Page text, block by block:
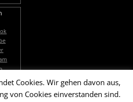
Cookies. Wir gehen davon aus,
von Cookies einverstanden sind.